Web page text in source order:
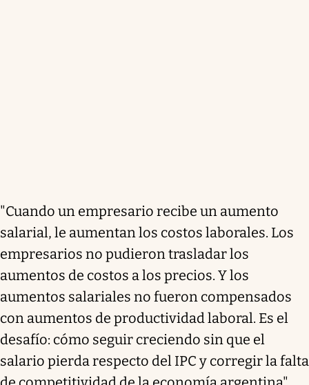
"Cuando un empresario recibe un aumento
salarial, le aumentan los costos laborales. Los
empresarios no pudieron trasladar los
aumentos de costos a los precios. Y los
aumentos salariales no fueron compensados
con aumentos de productividad laboral. Es el
desafío: cómo seguir creciendo sin que el
salario pierda respecto del IPC y corregir la falta